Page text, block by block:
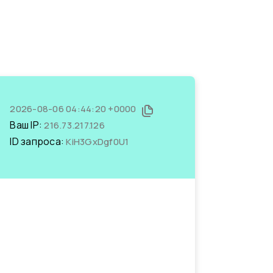
2026-08-06 04:44:20 +0000
Ваш IP:216.73.217.126
ID запроса:KiH3GxDgf0U1